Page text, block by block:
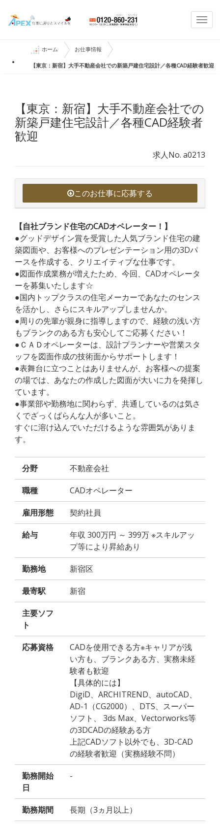
ホーム お仕事情報
【東京：新宿】大手不動産会社での新築戸建住宅設計／各種CAD経験者歓迎
【東京：新宿】大手不動産会社での
新築戸建住宅設計／各種CAD経験者
歓迎
求人No. a0213
このお仕事に応募する
【自社ブランド住宅のCADオペレーター！】
●グッドデザイン賞を受賞した人気ブランド住宅の建
築図面や、お客様へのプレゼンテーション用の3Dパ
ースを作成する、クリエイティブな仕事です。
●図面作成業務が増えたため、今回、CADオペレータ
ーを募集いたします☆
●国内トップクラスの住宅メーカーであなたのセンス
を活かし、さらにスキルアップしませんか。
●周りの先輩が親身に指導しますので、経験の浅い方
もブランクのある方も安心してご応募ください！
●ＣＡＤオペレーターは、設計プランナーや営業スタ
ッフを図面作成の技術面からサポートします！
●表舞台に立つことはありませんが、お客様への提案
の場では、あなたの作成した図面が大いに力を発揮し
ています。
●事業部や勤務地に関わらず、共通しているのは気さ
くでざっくばらんな人が多いこと。
すぐに溶け込んでいただけるような雰囲気がありま
す。
分野 不動産会社
職種 CADオペレーター
雇用形態 契約社員
給与
年収 300万円 ～ 399万 ※スキルアッ
プ等により昇給あり
勤務地 新宿区
最寄駅 新宿
主要ソフ
ト
応募資格
CADを使用できる方※キャリアが浅
い方も、ブランクある方、実務未経
験者も歓迎
【具体的には】
DigiD、ARCHITREND、autoCAD、
AD-1（CG2000）、DTS、スーパー
ソフト、 3ds Max、Vectorworks等
の3DCADの経験ある方
上記CADソフト以外でも、3D-CAD
の経験者歓迎（実務経験不問）
勤務開始
日
-
勤務期間 長期（3ヵ月以上）